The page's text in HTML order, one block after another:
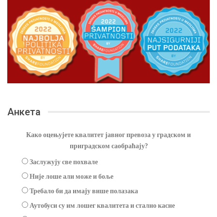
Анкета
Како оцењујете квалитет јавног превоза у градском и
приградском саобраћају?
Заслужују све похвале
Није лоше али може и боље
Требало би да имају више полазака
Аутобуси су им лошег квалитета и стално касне